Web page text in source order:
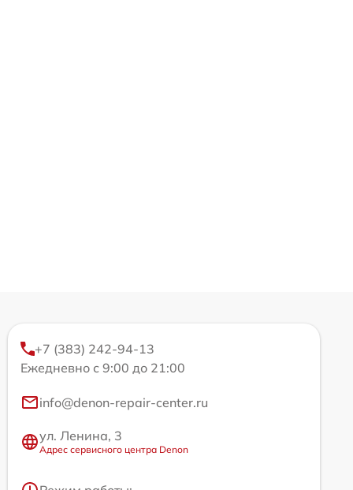
+7 (383) 242-94-13
Ежедневно с 9:00 до 21:00
info@denon-repair-center.ru
ул. Ленина, 3
Адрес сервисного центра Denon